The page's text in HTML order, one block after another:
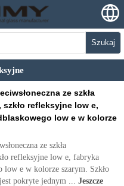
Szukaj
ze szkła
refleksyjne low e,
low e w kolorze
ze szkła
refleksyjne low e, fabryka
low e w kolorze szarym. Szkło
pokryte jednym ... Jeszcze